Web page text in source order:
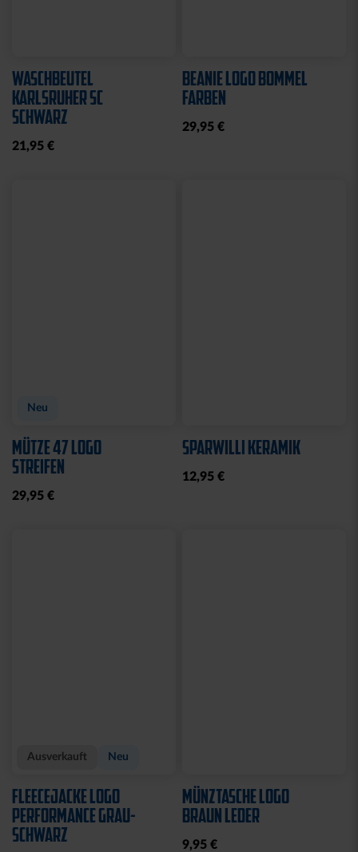
WASCHBEUTEL
KARLSRUHER SC
SCHWARZ
21,95 €
BEANIE LOGO BOMMEL
FARBEN
29,95 €
Neu
MÜTZE 47 LOGO
STREIFEN
29,95 €
SPARWILLI KERAMIK
12,95 €
Ausverkauft Neu
FLEECEJACKE LOGO
PERFORMANCE GRAU-
SCHWARZ
MÜNZTASCHE LOGO
BRAUN LEDER
9,95 €